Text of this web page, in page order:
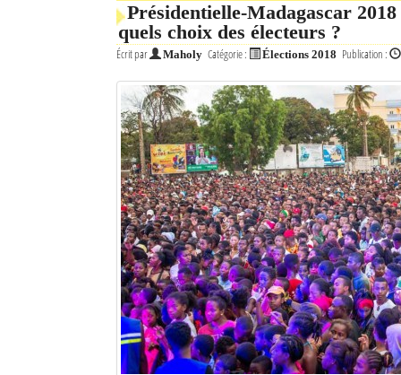
L'actualité du tourisme
Sites touristiques
Diego Suarez Pratique
Les Petites Annonces
La Tribune de Diego en PDF
Présidentielle-Madagascar
quels choix des électeurs ?
Écrit par Maholy Catégorie : Élections 2018 Publication :